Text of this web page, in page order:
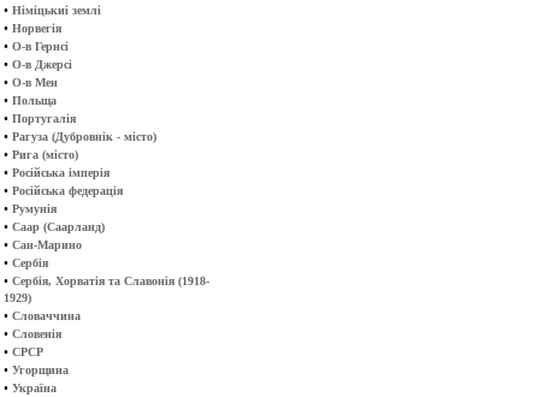
• Німіцькиі землі
• Норвегія
• О-в Гернсі
• О-в Джерсі
• О-в Мен
• Польща
• Португалія
• Рагуза (Дубровнік - місто)
• Рига (місто)
• Російська імперія
• Російська федерація
• Румунія
• Саар (Саарланд)
• Сан-Марино
• Сербія
• Сербія, Хорватія та Славонія (1918-
1929)
• Словаччина
• Словенія
• СРСР
• Угорщина
• Україна